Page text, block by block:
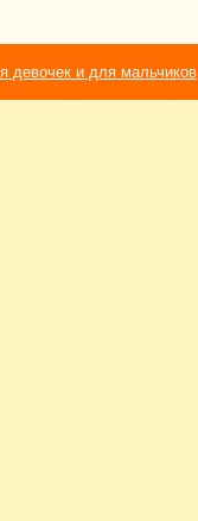
девочек и для мальчиков